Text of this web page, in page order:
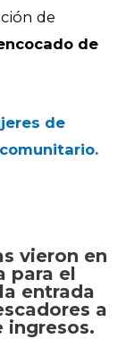
de
de
de
vieron en
para el
entrada
a
ingresos.